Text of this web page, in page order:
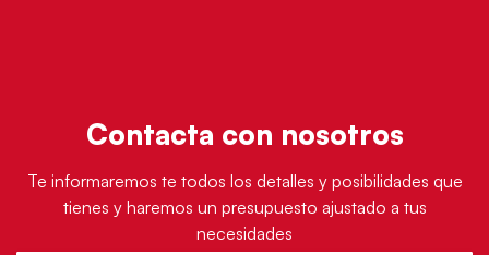
Contacta con nosotros
Te informaremos te todos los detalles y posibilidades que
tienes y haremos un presupuesto ajustado a tus
necesidades